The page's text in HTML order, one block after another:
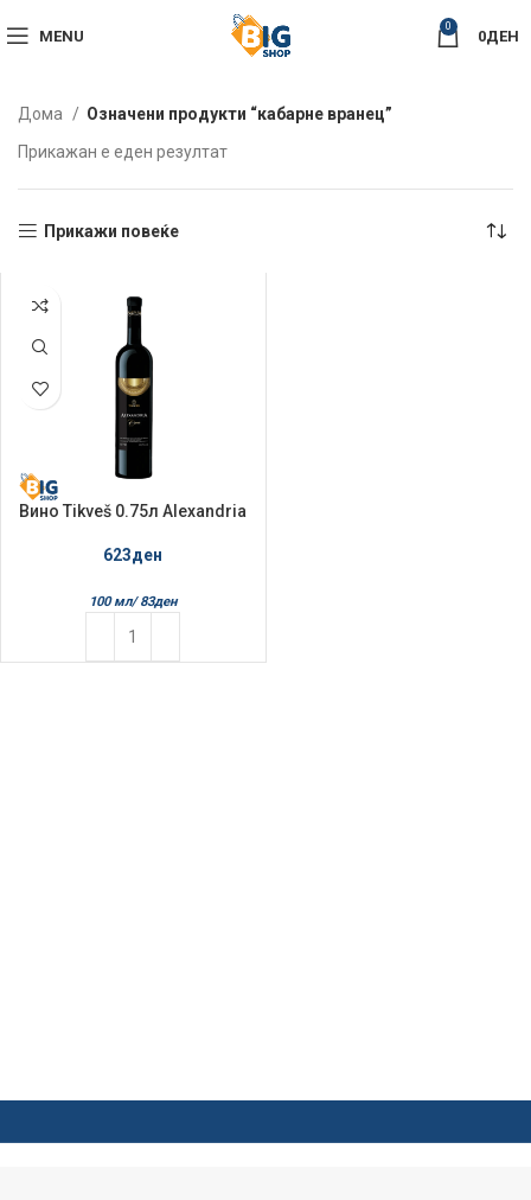
MENU
0
0ДЕН
Дома
Означени продукти “кабарне вранец”
Прикажан е еден резултат
Прикажи повеќе
Вино Tikveš 0.75л Alexandria
623ден
100 мл/ 83ден